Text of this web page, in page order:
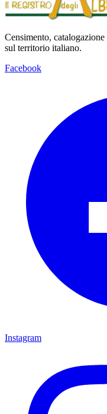
Censimento,
sul territorio italiano.
Facebook
Instagram